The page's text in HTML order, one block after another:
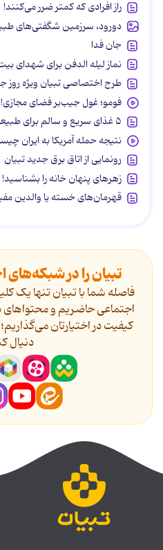
راز افرادی که کمتر ضرر می‌کنند!
دورود، سرزمین شگفتی‌های
جان فدا
نماز لیله الدفن برای شهدای
طرح اختصاصی تبیان ویژه
فومو؛ غول جیب‌بر فضای مجازی!
۵ غذای سریع و سالم برای طبیعت‌گردی
نتیجه حمله آمریکا به ایران
رونمایی از اتاق برق جدید تبیان
زهرهای پنهان خانه را بشناسید!
قهرمان‌های خسته یا والدین
تبیان را در شبکه‌های
فاصله شما با تبیان تنها
اجتماعی حاضریم و محتواهای
کیفیت در اختیارتان
دنیال